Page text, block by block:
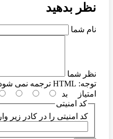
نظر بدهید
نام شما
نظر شما
توجه:
امتیاز
بد
کد امنیتی
کد امنیتی را در کادر زیر